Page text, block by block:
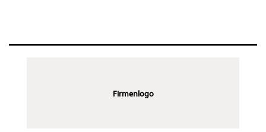
Firmenlogo